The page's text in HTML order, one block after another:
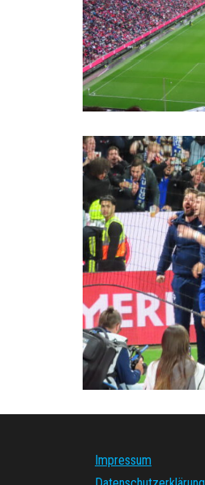
Impressum